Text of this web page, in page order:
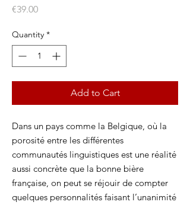
€39.00Price
Quantity *
Add to Cart
Dans un pays comme la Belgique, où la
porosité entre les différentes
communautés linguistiques est une réalité
aussi concrète que la bonne bière
française, on peut se réjouir de compter
quelques personnalités faisant l’unanimité